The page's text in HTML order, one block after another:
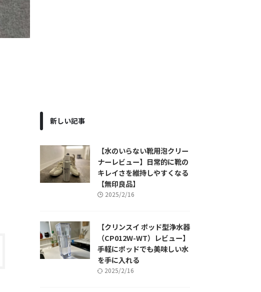
新しい記事
【水のいらない靴用泡クリー
ナーレビュー】日常的に靴の
キレイさを維持しやすくなる
【無印良品】
2025/2/16
【クリンスイ ポッド型浄水器
（CP012W-WT）レビュー】
手軽にポッドでも美味しい水
を手に入れる
2025/2/16